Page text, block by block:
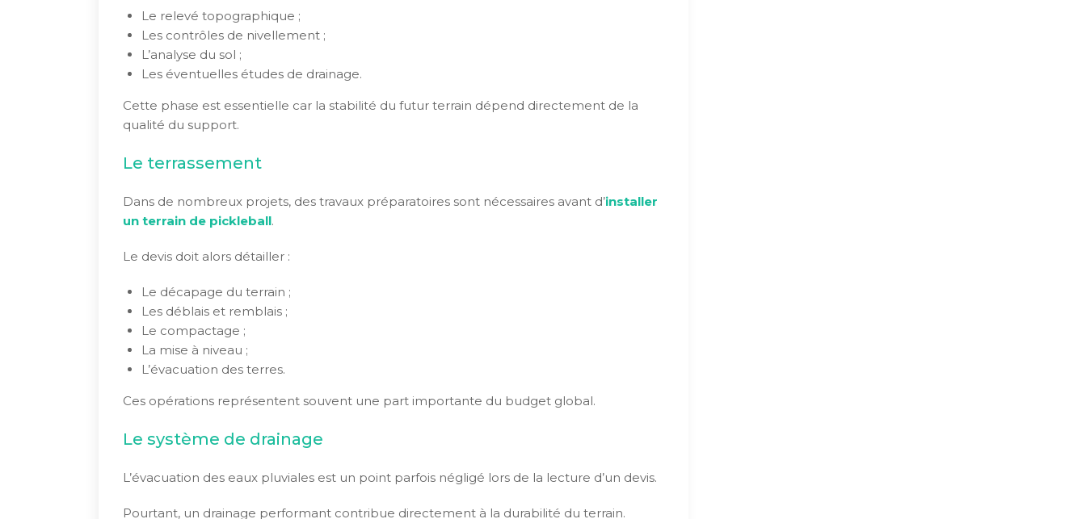
Le relevé topographique ;
Les contrôles de nivellement ;
L’analyse du sol ;
Les éventuelles études de drainage.
Cette phase est essentielle car la stabilité du futur terrain dépend directement de la
qualité du support.
Le terrassement
Dans de nombreux projets, des travaux préparatoires sont nécessaires avant d’installer
un terrain de pickleball.
Le devis doit alors détailler :
Le décapage du terrain ;
Les déblais et remblais ;
Le compactage ;
La mise à niveau ;
L’évacuation des terres.
Ces opérations représentent souvent une part importante du budget global.
Le système de drainage
L’évacuation des eaux pluviales est un point parfois négligé lors de la lecture d’un devis.
Pourtant, un drainage performant contribue directement à la durabilité du terrain.